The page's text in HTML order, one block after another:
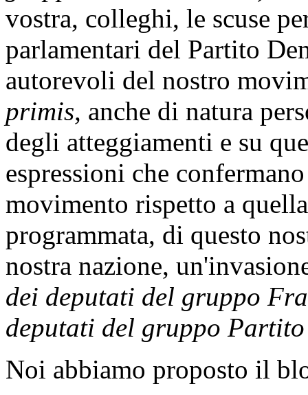
vostra, colleghi, le scuse
parlamentari del Partito
autorevoli del nostro
primis, anche di natura
degli atteggiamenti e su
espressioni che
movimento rispetto a
programmata, di questo
nostra nazione,
dei deputati del gruppo
deputati del gruppo
Noi abbiamo proposto il